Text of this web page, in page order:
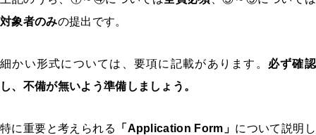
対象者のみの提出です。
細かい形式については、要項に記載があります。 必ず確認
し、不備が無いよう準備しましょう。
特に重要と考えられる 「Application Form」 について説明し